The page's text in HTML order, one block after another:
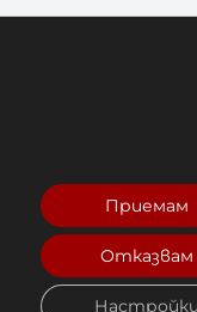
Приемам
Отказвам